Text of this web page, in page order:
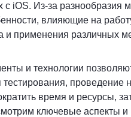
с iOS. Из-за разнообразия
влияющие на
и применения различных
и технологии
проведение
время и ресурсы,
ключевые аспекты и